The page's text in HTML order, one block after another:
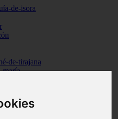
de-isora
de-tirajana
maría
llanos-de-aridane